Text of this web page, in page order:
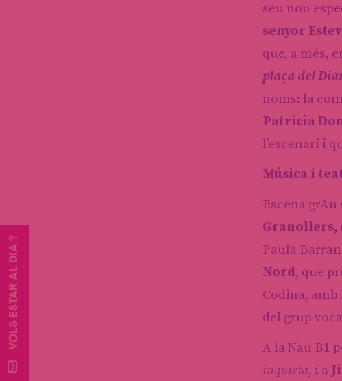
VOLS ESTAR AL DIA ?
seu nou
senyor
que, a més,
plaça del
noms: la
Patricia
l’escenari i
Música i
Escena
Granollers,
Paula
Nord, que
Codina,
del grup
A la Nau B1
inquieta, i a